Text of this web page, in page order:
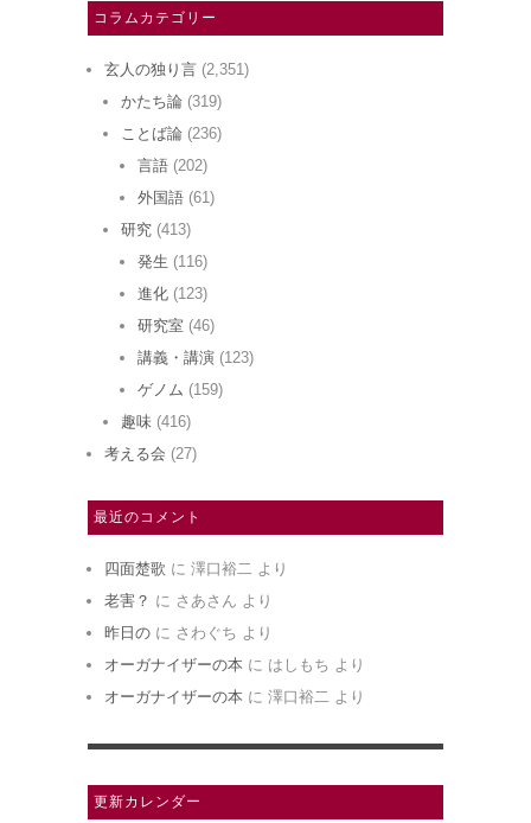
コラムカテゴリー
玄人の独り言 (2,351)
かたち論 (319)
ことば論 (236)
言語 (202)
外国語 (61)
研究 (413)
発生 (116)
進化 (123)
研究室 (46)
講義・講演 (123)
ゲノム (159)
趣味 (416)
考える会 (27)
最近のコメント
四面楚歌 に 澤口裕二 より
老害？ に さあさん より
昨日の に さわぐち より
オーガナイザーの本 に はしもち より
オーガナイザーの本 に 澤口裕二 より
更新カレンダー